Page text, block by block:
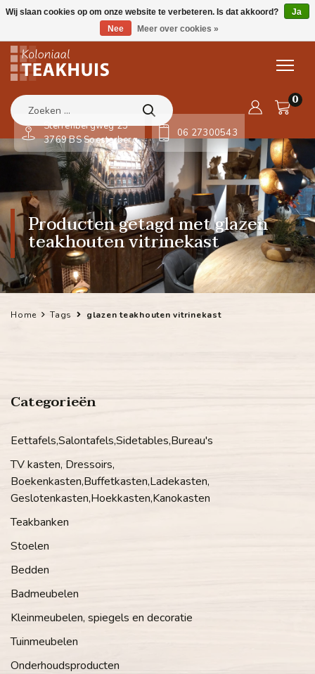
0
Sterrenbergweg 23
3769 BS Soesterberg
06 27300543
Producten getagd met glazen
teakhouten vitrinekast
Home Tags glazen teakhouten vitrinekast
Categorieën
Eettafels,Salontafels,Sidetables,Bureau's
TV kasten, Dressoirs,
Boekenkasten,Buffetkasten,Ladekasten,
Geslotenkasten,Hoekkasten,Kanokasten
Teakbanken
Stoelen
Bedden
Badmeubelen
Kleinmeubelen, spiegels en decoratie
Tuinmeubelen
Onderhoudsproducten
Wij slaan cookies op om onze website te verbeteren. Is dat akkoord?
Ja
Nee
Meer over cookies »